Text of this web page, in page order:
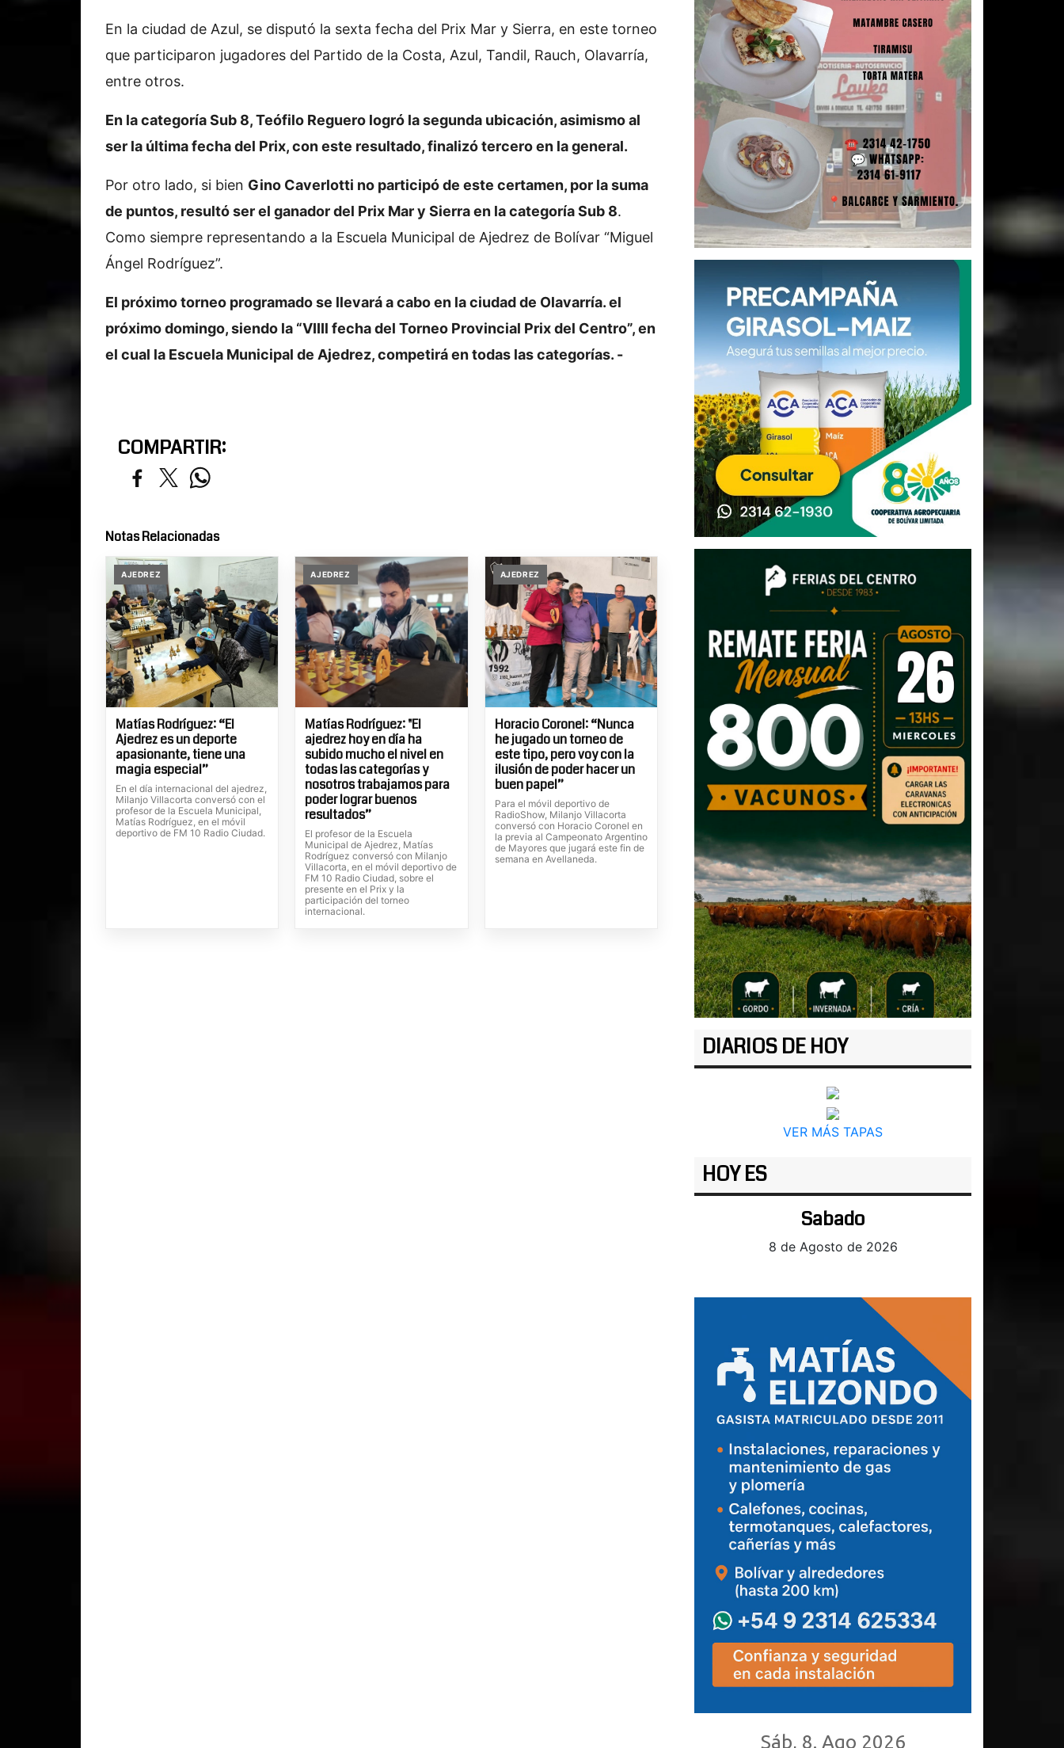
En la ciudad de Azul, se disputó la sexta fecha del Prix Mar y Sierra, en este torneo
que participaron jugadores del Partido de la Costa, Azul, Tandil, Rauch, Olavarría,
entre otros.
En la categoría Sub 8, Teófilo Reguero logró la segunda ubicación, asimismo al
ser la última fecha del Prix, con este resultado, finalizó tercero en la general.
Por otro lado, si bien Gino Caverlotti no participó de este certamen, por la suma
de puntos, resultó ser el ganador del Prix Mar y Sierra en la categoría Sub 8.
Como siempre representando a la Escuela Municipal de Ajedrez de Bolívar “Miguel
Ángel Rodríguez”.
El próximo torneo programado se llevará a cabo en la ciudad de Olavarría. el
próximo domingo, siendo la “VIIIl fecha del Torneo Provincial Prix del Centro”, en
el cual la Escuela Municipal de Ajedrez, competirá en todas las categorías. -
COMPARTIR:
Notas Relacionadas
AJEDREZ
Matías Rodríguez: “El
Ajedrez es un deporte
apasionante, tiene una
magia especial”
En el día internacional del ajedrez,
Milanjo Villacorta conversó con el
profesor de la Escuela Municipal,
Matías Rodríguez, en el móvil
deportivo de FM 10 Radio Ciudad.
AJEDREZ
Matías Rodríguez: "El
ajedrez hoy en día ha
subido mucho el nivel en
todas las categorías y
nosotros trabajamos para
poder lograr buenos
resultados”
El profesor de la Escuela
Municipal de Ajedrez, Matías
Rodríguez conversó con Milanjo
Villacorta, en el móvil deportivo de
FM 10 Radio Ciudad, sobre el
presente en el Prix y la
participación del torneo
internacional.
AJEDREZ
Horacio Coronel: “Nunca
he jugado un torneo de
este tipo, pero voy con la
ilusión de poder hacer un
buen papel”
Para el móvil deportivo de
RadioShow, Milanjo Villacorta
conversó con Horacio Coronel en
la previa al Campeonato Argentino
de Mayores que jugará este fin de
semana en Avellaneda.
DIARIOS DE HOY
VER MÁS TAPAS
HOY ES
Sabado
8 de Agosto de 2026